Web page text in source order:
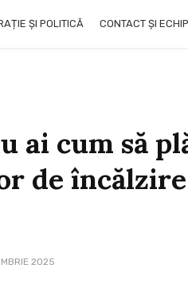
ȘI POLITICĂ CONTACT ȘI
ai cum să
de
2025